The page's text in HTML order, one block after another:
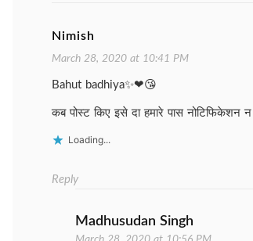
Nimish
March 28, 2020 at 10:41 PM
Bahut badhiya✨❤😘
कब पोस्ट किए इसे दा हमारे पास नोटिफिकेशन
Loading...
Reply
Madhusudan Singh